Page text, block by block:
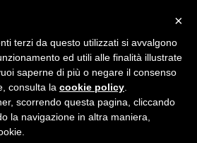
×
terzi da questo utilizzati si avvalgono
ed utili alle finalità illustrate
saperne di più o negare il consenso
consulta la cookie policy
scorrendo questa pagina, cliccando
la navigazione in altra maniera,